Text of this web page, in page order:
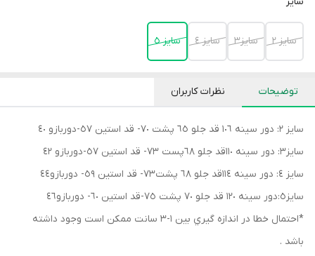
سايز ٢ سايز٣ سايز ٤ سايز ٥
توضیحات نظرات کاربران
سايز ٢: دور سينه ١٠٦ قد جلو ٦٥ پشت ٧٠- قد استين ٥٧-دوربازو ٤٠
سايز٣: دور سينه ١١٠قد جلو ٦٨پست ٧٣- قد استين ٥٧-دوربازو ٤٢
سايز ٤: دور سينه ١١٤قد جلو ٦٨ پشت٧٣- قد استين ٥٩- دوربازو٤٤
سايز٥:دور سينه ١٢٠ قد جلو ٧٠ پشت ٧٥-قد استين ٦٠- دوربازو٤٦
*احتمال خطا در اندازه گيري بين ١-٣ سانت ممكن است وجود داشته
باشد .